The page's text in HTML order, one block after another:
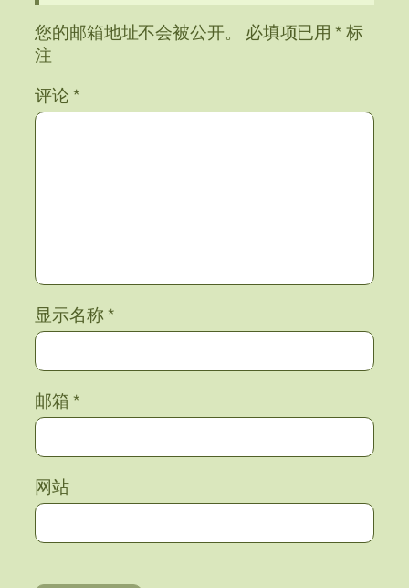
您的邮箱地址不会被公开。
必填项已用*标
注
评论*
显示名称*
邮箱*
网站